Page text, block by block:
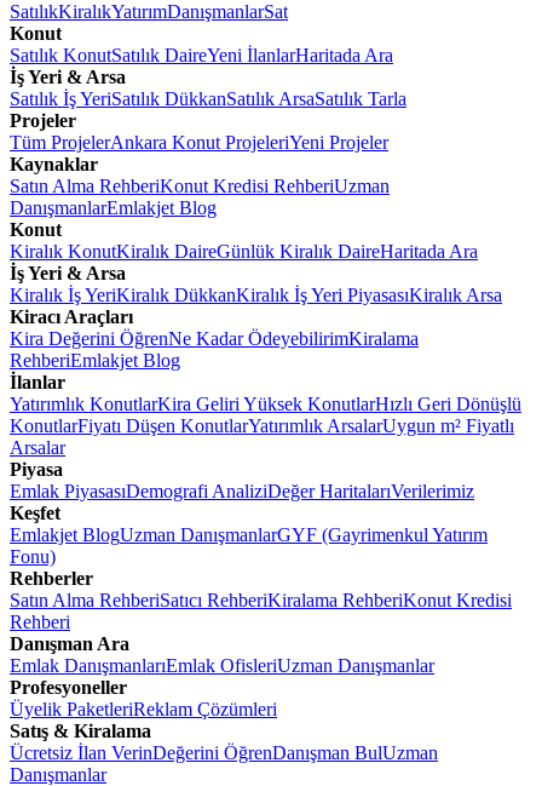
SatılıkKiralıkYatırımDanışmanlarSat
Konut
Satılık KonutSatılık DaireYeni İlanlarHaritada Ara
İş Yeri & Arsa
Satılık İş YeriSatılık DükkanSatılık ArsaSatılık Tarla
Projeler
Tüm ProjelerAnkara Konut ProjeleriYeni Projeler
Kaynaklar
Satın Alma RehberiKonut Kredisi RehberiUzman
DanışmanlarEmlakjet Blog
Konut
Kiralık KonutKiralık DaireGünlük Kiralık DaireHaritada Ara
İş Yeri & Arsa
Kiralık İş YeriKiralık DükkanKiralık İş Yeri PiyasasıKiralık Arsa
Kiracı Araçları
Kira Değerini ÖğrenNe Kadar ÖdeyebilirimKiralama
RehberiEmlakjet Blog
İlanlar
Yatırımlık KonutlarKira Geliri Yüksek KonutlarHızlı Geri Dönüşlü
KonutlarFiyatı Düşen KonutlarYatırımlık ArsalarUygun m² Fiyatlı
Arsalar
Piyasa
Emlak PiyasasıDemografi AnaliziDeğer HaritalarıVerilerimiz
Keşfet
Emlakjet BlogUzman DanışmanlarGYF (Gayrimenkul Yatırım
Fonu)
Rehberler
Satın Alma RehberiSatıcı RehberiKiralama RehberiKonut Kredisi
Rehberi
Danışman Ara
Emlak DanışmanlarıEmlak OfisleriUzman Danışmanlar
Profesyoneller
Üyelik PaketleriReklam Çözümleri
Satış & Kiralama
Ücretsiz İlan VerinDeğerini ÖğrenDanışman BulUzman
Danışmanlar